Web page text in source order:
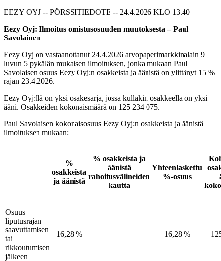
EEZY OYJ -- PÖRSSITIEDOTE -- 24.4.2026 KLO 13.40
Eezy Oyj: Ilmoitus omistusosuuden muutoksesta – Paul
Savolainen
Eezy Oyj on vastaanottanut 24.4.2026 arvopaperimarkkinalain 9
luvun 5 pykälän mukaisen ilmoituksen, jonka mukaan Paul
Savolaisen osuus Eezy Oyj:n osakkeista ja äänistä on ylittänyt 15 %
rajan 23.4.2026.
Eezy Oyj:llä on yksi osakesarja, jossa kullakin osakkeella on yksi
ääni. Osakkeiden kokonaismäärä on 125 234 075.
Paul Savolaisen kokonaisosuus Eezy Oyj:n osakkeista ja äänistä
ilmoituksen mukaan:
%
osakkeista
ja äänistä
% osakkeista ja
äänistä
rahoitusvälineiden
kautta
Yhteenlaskettu
%-osuus
Osuus
liputusrajan
saavuttamisen
tai
rikkoutumisen
jälkeen
16,28 % 16,28 %